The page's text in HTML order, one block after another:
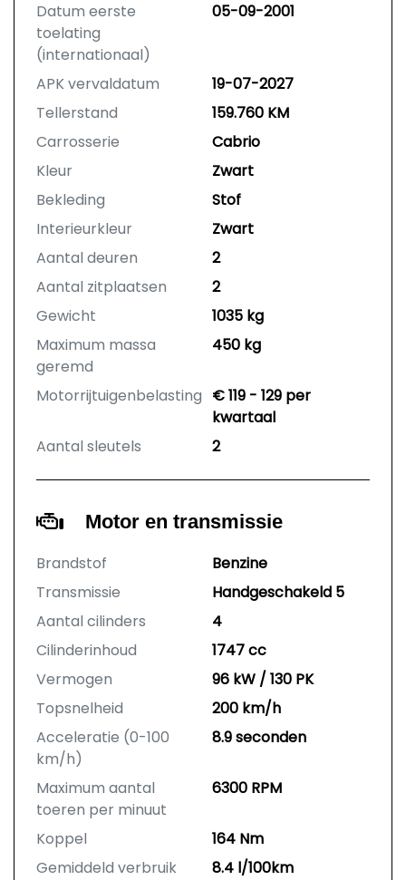
Datum eerste
toelating
(internationaal)
05-09-2001
APK vervaldatum
19-07-2027
Tellerstand
159.760 KM
Carrosserie
Cabrio
Kleur
Zwart
Bekleding
Stof
Interieurkleur
Zwart
Aantal deuren
2
Aantal zitplaatsen
2
Gewicht
1035 kg
Maximum massa
geremd
450 kg
Motorrijtuigenbelasting € 119 - 129 per
kwartaal
Aantal sleutels
2
Motor en transmissie
Brandstof
Benzine
Transmissie
Handgeschakeld 5
Aantal cilinders
4
Cilinderinhoud
1747 cc
Vermogen
96 kW / 130 PK
Topsnelheid
200 km/h
Acceleratie (0-100
km/h)
8.9 seconden
Maximum aantal
toeren per minuut
6300 RPM
Koppel
164 Nm
Gemiddeld verbruik
8.4 l/100km